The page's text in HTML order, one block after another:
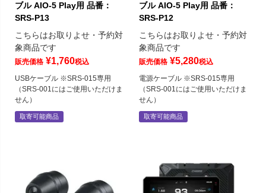
ブル AIO-5 Play用 品番：
SRS-P13
こちらはお取りよせ・予約対
象商品です
販売価格 ¥1,760税込
USBケーブル ※SRS-015専用
（SRS-001にはご使用いただけま
せん）
取寄可能商品
ブル AIO-5 Play用 品番：
SRS-P12
こちらはお取りよせ・予約対
象商品です
販売価格 ¥5,280税込
電源ケーブル ※SRS-015専用
（SRS-001にはご使用いただけま
せん）
取寄可能商品